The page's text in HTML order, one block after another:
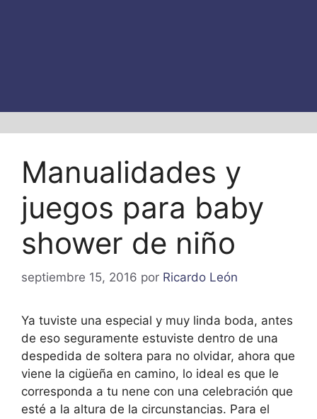
Manualidades y
juegos para baby
shower de niño
septiembre 15, 2016 por Ricardo León
Ya tuviste una especial y muy linda boda, antes
de eso seguramente estuviste dentro de una
despedida de soltera para no olvidar, ahora que
viene la cigüeña en camino, lo ideal es que le
corresponda a tu nene con una celebración que
esté a la altura de la circunstancias. Para el